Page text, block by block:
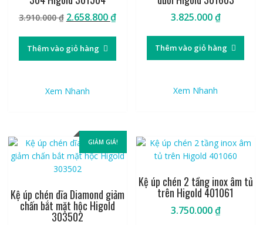
3.910.000₫ Giá
là:
3.910.000 ₫.
2.658.800₫Giá
Thêm vào giỏ hàng
Xem Nhanh
3.825.000₫
Thêm vào giỏ hàng
Xem Nhanh
GIẢM GIÁ!
Kệ úp chén dĩa Diamond giảm
chấn bắt mặt hộc Higold
303502
Kệ úp chén 2 tầng inox âm tủ
trên Higold 401061
3.750.000₫